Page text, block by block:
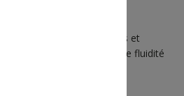
fermement aux poignées et
Chercher à conserver une fluidité